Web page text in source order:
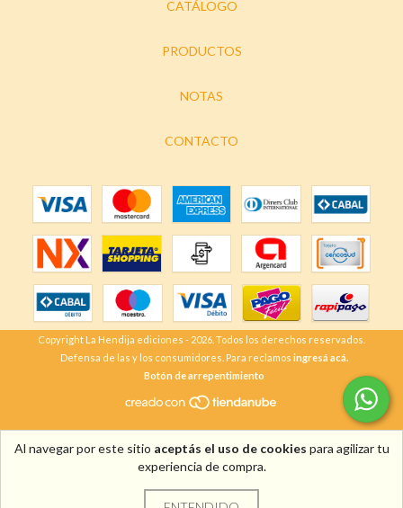
Al navegar por este sitio aceptás el uso de cookies para agilizar tu
experiencia de compra.
CATÁLOGO
PRODUCTOS
NOTAS
CONTACTO
Copyright La Hendija ediciones - 2026. Todos los derechos reservados.
Defensa de las y los consumidores. Para reclamos ingresá acá.
Botón de arrepentimiento